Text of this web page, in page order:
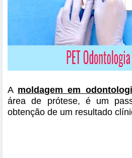
A moldagem em
área de prótese, é um
obtenção de um resultado